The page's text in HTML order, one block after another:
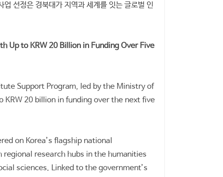
선정은 경북대가 지역과 세계를 잇는 글로벌 인
Up to KRW 20 Billion in Funding Over Five
Support Program, led by the Ministry of
KRW 20 billion in funding over the next five
on Korea’s flagship national
research hubs in the humanities
sciences. Linked to the government’s